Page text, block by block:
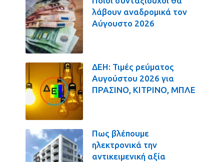
λάβουν αναδρομικά τον
Αύγουστο 2026
ΔΕΗ: Τιμές ρεύματος
Αυγούστου 2026 για
ΠΡΑΣΙΝΟ, ΚΙΤΡΙΝΟ, ΜΠΛΕ
Πως βλέπουμε
ηλεκτρονικά την
αντικειμενική αξία